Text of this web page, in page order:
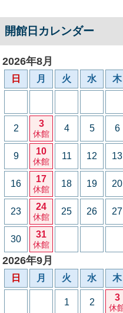
開館日カレンダー
2026年8月
日 月 火 水 木
2 3
休館
4 5 6
9 10
休館
11 12 13
16 17
休館
18 19 20
23 24
休館
25 26 27
30 31
休館
2026年9月
日 月 火 水 木
1 2 3
休